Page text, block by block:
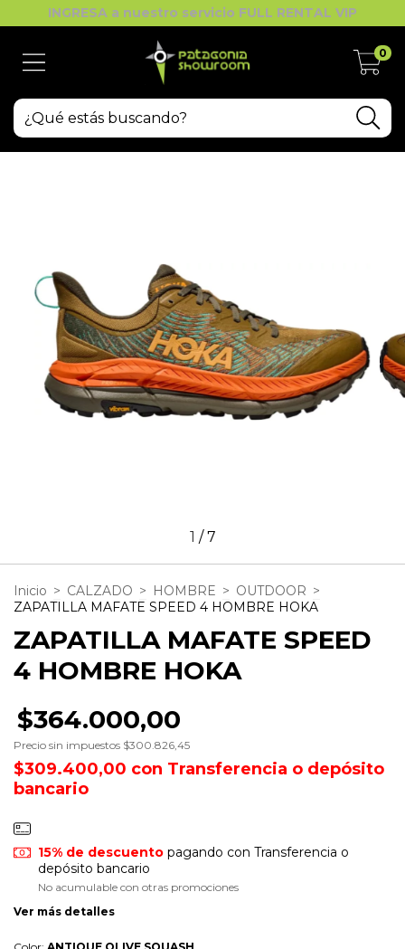
INGRESA a nuestro servicio FULL RENTAL VIP
0
1 /7
Inicio > CALZADO > HOMBRE > OUTDOOR >
ZAPATILLA MAFATE SPEED 4 HOMBRE HOKA
ZAPATILLA MAFATE SPEED
4 HOMBRE HOKA
$364.000,00
Precio sin impuestos $300.826,45
$309.400,00 con Transferencia o depósito
bancario
15% de descuentopagando con Transferencia o
depósito bancario
No acumulable con otras promociones
Ver más detalles